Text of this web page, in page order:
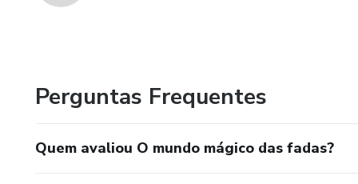
Perguntas Frequentes
Quem avaliou O mundo mágico das fadas?